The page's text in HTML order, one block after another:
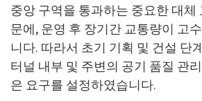
중앙 구역을 통과하는 중요한 대체
문에, 운영 후 장기간 교통량이 고
니다. 따라서 초기 기획 및 건설 단
터널 내부 및 주변의 공기 품질 관
은 요구를 설정하였습니다.